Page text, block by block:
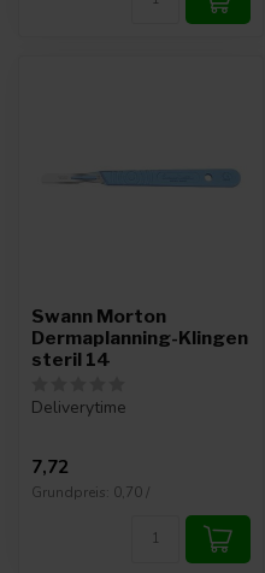
Swann Morton
Dermaplanning-Klingen
steril 14
Deliverytime
7,72
Grundpreis: 0,70 /